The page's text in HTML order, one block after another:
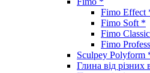
Fimo Effect
Fimo Soft *
Fimo
Fimo
Sculpey Polyform
Глина від різних